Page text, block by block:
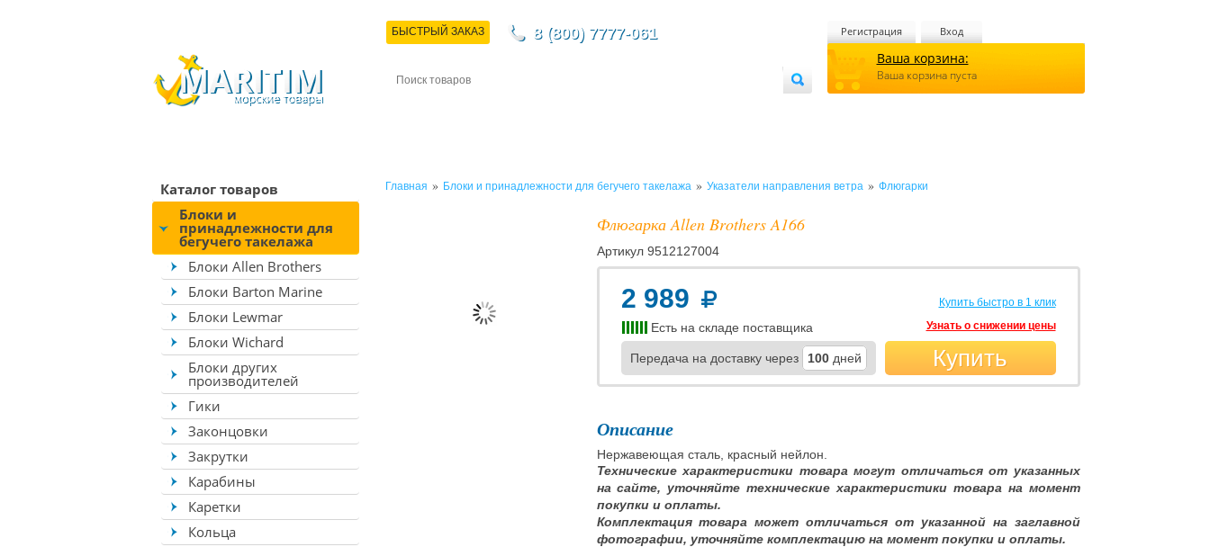
Регистрация Вход
Ваша корзина:
Ваша корзина пуста
БЫСТРЫЙ ЗАКАЗ 8 (800) 7777-061
Каталог товаров
Блоки и
принадлежности для
бегучего такелажа
Блоки Allen Brothers
Блоки Barton Marine
Блоки Lewmar
Блоки Wichard
Блоки других
производителей
Гики
Законцовки
Закрутки
Карабины
Каретки
Кольца
Главная » Блоки и принадлежности для бегучего такелажа» Указатели направления ветра» Флюгарки
Флюгарка Allen Brothers A166
Артикул 9512127004
2 989
Есть на складе поставщика
Передача на доставку через 100 дней
Купить быстро в 1 клик
Узнать о снижении цены
Купить
Описание
Нержавеющая сталь, красный нейлон.
Технические характеристики товара могут отличаться от указанных
на сайте, уточняйте технические характеристики товара на момент
покупки и оплаты.
Комплектация товара может отличаться от указанной на заглавной
фотографии, уточняйте комплектацию на момент покупки и оплаты.